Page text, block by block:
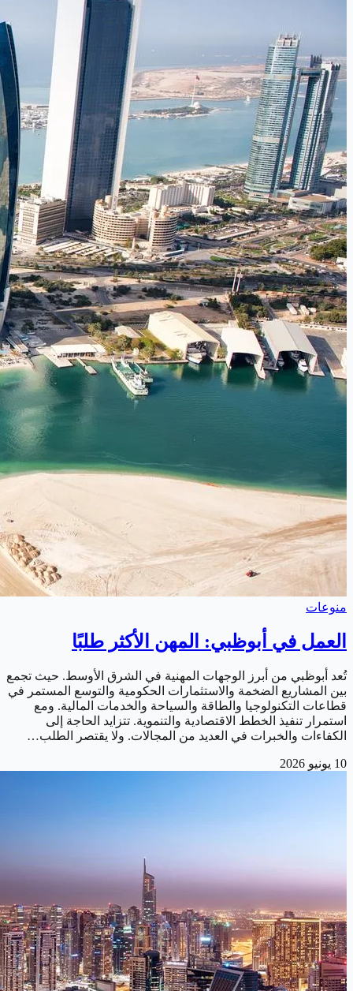
منوعات
العمل في أبوظبي: المهن الأكثر طلبًا
تُعد أبوظبي من أبرز الوجهات المهنية في الشرق الأوسط. حيث تجمع
بين المشاريع الضخمة والاستثمارات الحكومية والتوسع المستمر في
قطاعات التكنولوجيا والطاقة والسياحة والخدمات المالية. ومع
استمرار تنفيذ الخطط الاقتصادية والتنموية. تتزايد الحاجة إلى
الكفاءات والخبرات في العديد من المجالات. ولا يقتصر الطلب…
10 يونيو 2026